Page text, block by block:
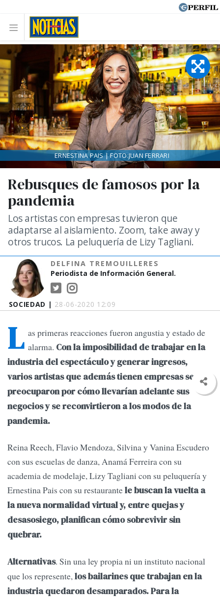
SOCIEDAD | 28-06-2020 12:09
Rebusques de famosos por la
pandemia
Los artistas con empresas tuvieron que
adaptarse al aislamiento. Zoom, take away y
otros trucos. La peluquería de Lizy Tagliani.
DELFINA TREMOUILLERES
Periodista de Información General.
ERNESTINA PAIS | FOTO:JUAN FERRARI
L as primeras reacciones fueron angustia y estado de
alarma. Con la imposibilidad de trabajar en la
industria del espectáculo y generar ingresos,
varios artistas que además tienen empresas se
preocuparon por cómo llevarían adelante sus
negocios y se reconvirtieron a los modos de la
pandemia.
Reina Reech, Flavio Mendoza, Silvina y Vanina Escudero
con sus escuelas de danza, Anamá Ferreira con su
academia de modelaje, Lizy Tagliani con su peluquería y
Ernestina Pais con su restaurantele buscan la vuelta a
la nueva normalidad virtual y, entre quejas y
desasosiego, planifican cómo sobrevivir sin
quebrar.
Alternativas. Sin una ley propia ni un instituto nacional
que los represente,los bailarines que trabajan en la
industria quedaron desamparados. Para la